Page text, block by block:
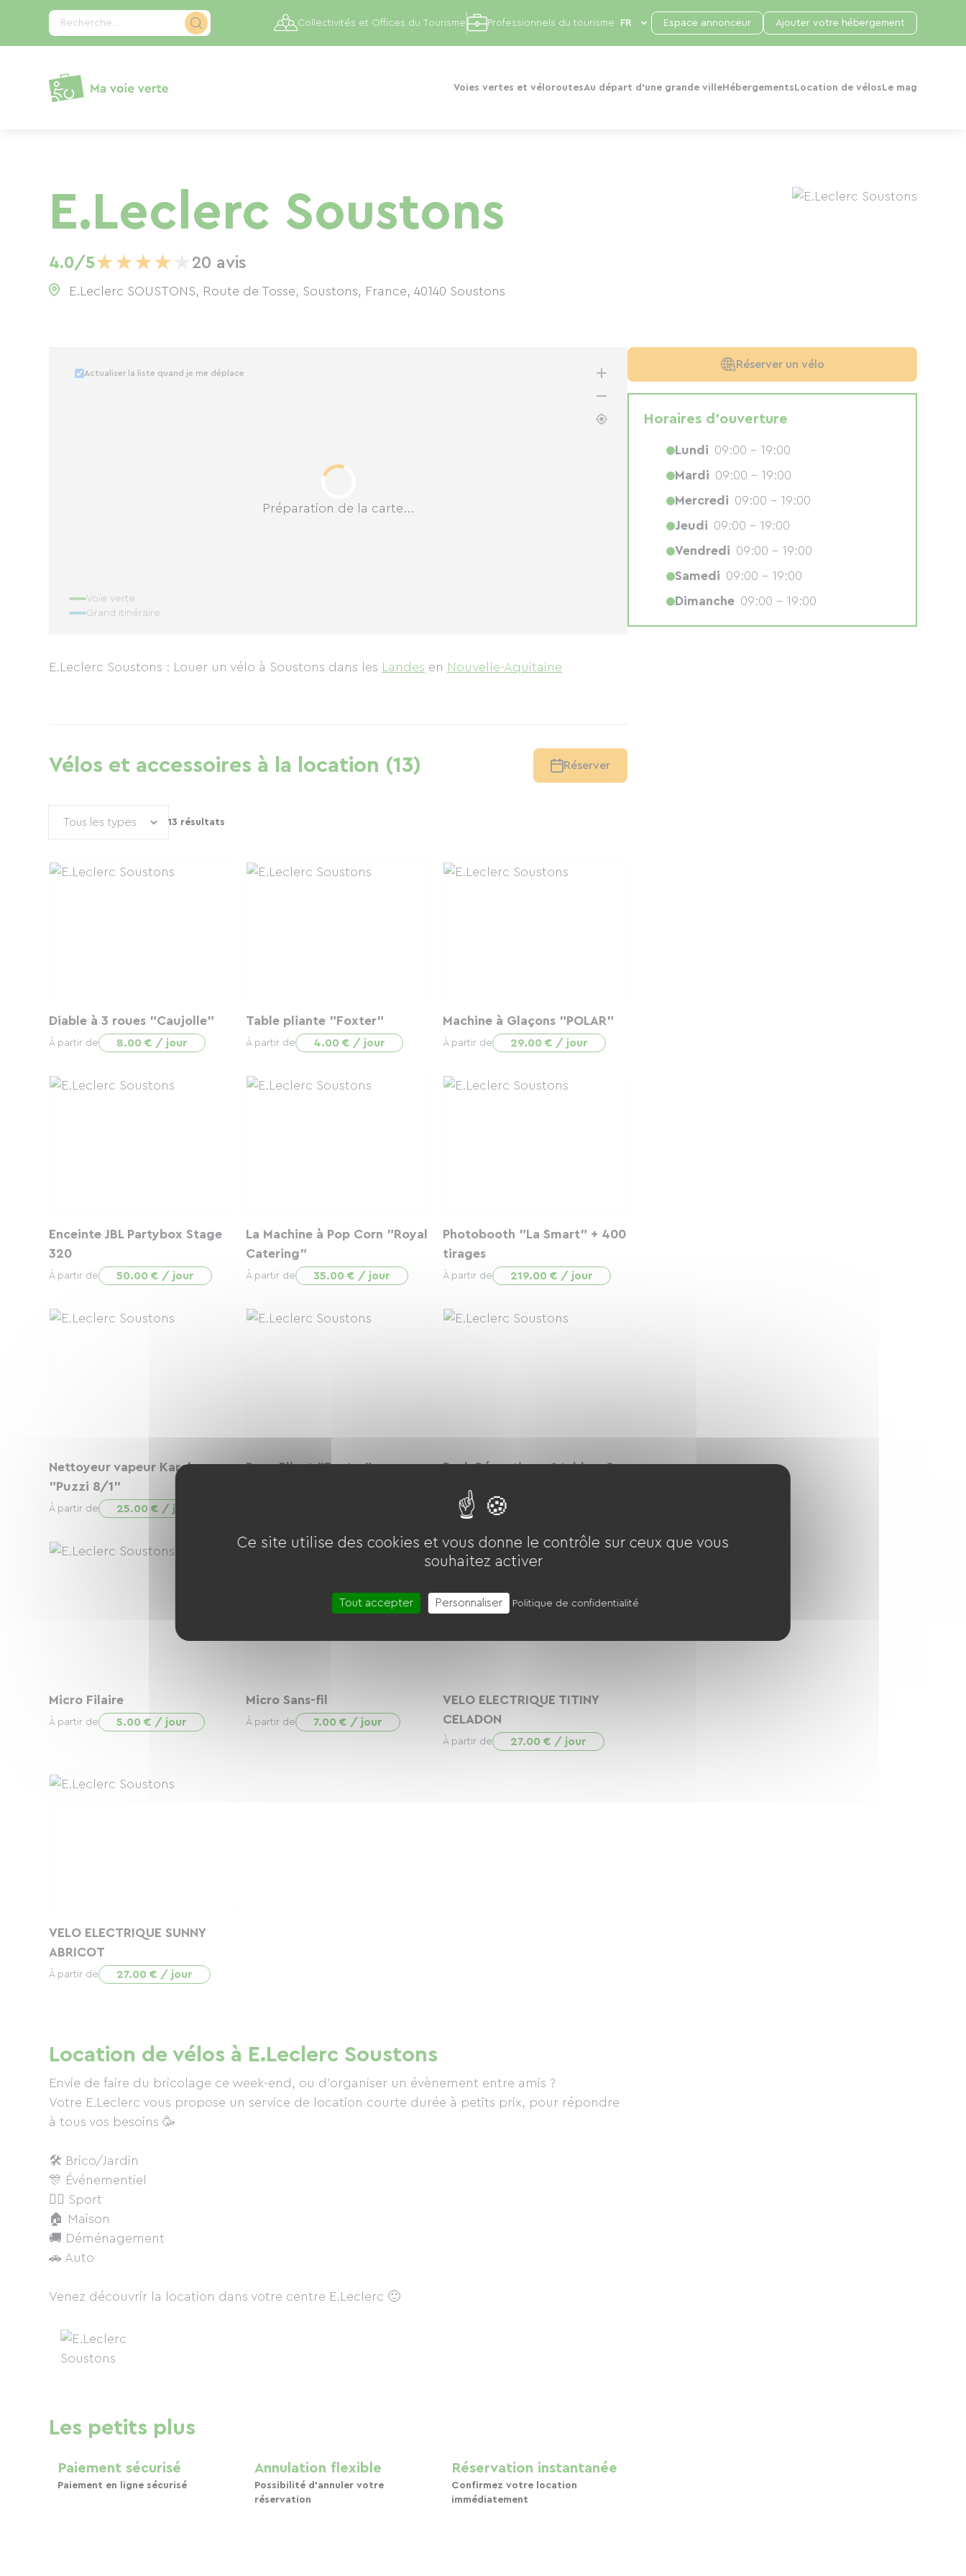
Recherche...
Voies vertes et véloroutesAu départ d'une grande ville Hébergements Location de vélos Le mag
Collectivités et Offices du Tourisme Professionnels du tourisme Espace annonceur Ajouter votre hébergement
E.Leclerc Soustons
4.0/5★★★★ 20 avis
E.Leclerc SOUSTONS, Route de Tosse, Soustons, France, 40140 Soustons
Préparation de la carte...
Actualiser la liste quand je me déplace
Voie verte
Grand itinéraire
E.Leclerc Soustons : Louer un vélo à Soustons dans les Landes en Nouvelle-Aquitaine
Vélos et accessoires à la location (13) Réserver
13 résultats
Diable à 3 roues "Caujolle"
À partir de 8.00 € / jour
Table pliante "Foxter"
À partir de 4.00 € / jour
Machine à Glaçons "POLAR"
À partir de 29.00 € / jour
Enceinte JBL Partybox Stage
320
À partir de 50.00 € / jour
La Machine à Pop Corn "Royal
Catering"
À partir de 35.00 € / jour
Photobooth "La Smart" + 400
tirages
À partir de 219.00 € / jour
Nettoyeur vapeur Karcher
"Puzzi 8/1"
À partir de 25.00 € / jour
Banc Pliant "Foxter"
Pack Réception - 1 table + 2
À partir de
Micro Filaire
À partir de 5.00 € / jour
Micro Sans-fil
À partir de 7.00 € / jour
VELO ELECTRIQUE TITINY
CELADON
À partir de 27.00 € / jour
VELO ELECTRIQUE SUNNY
ABRICOT
À partir de 27.00 € / jour
Location de vélos à E.Leclerc Soustons
Envie de faire du bricolage ce week-end, ou d'organiser un évènement entre amis ?
Votre E.Leclerc vous propose un service de location courte durée à petits prix, pour répondre
à tous vos besoins 🥳
🛠 Brico/Jardin
🎊 Événementiel
🚴‍♀️ Sport
🏠 Maison
🚚 Déménagement
🚗 Auto
Venez découvrir la location dans votre centre E.Leclerc 🙂
Les petits plus
Paiement sécurisé
Paiement en ligne sécurisé
Annulation flexible
Possibilité d'annuler votre
réservation
Réservation instantanée
Confirmez votre location
immédiatement
Réserver un vélo
Horaires d'ouverture
Lundi 09:00 - 19:00
Mardi 09:00 - 19:00
Mercredi 09:00 - 19:00
Jeudi 09:00 - 19:00
Vendredi 09:00 - 19:00
Samedi 09:00 - 19:00
Dimanche 09:00 - 19:00
Panneau de gestion des cookies
Ce site utilise des cookies et vous donne le contrôle sur ceux que vous
souhaitez activer
Tout accepter Personnaliser Politique de confidentialité